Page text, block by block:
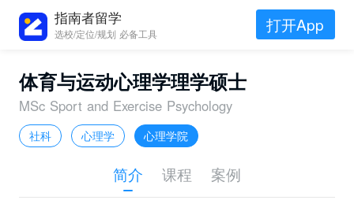
指南者留学
选校/定位/规划 必备工具 打开App
体育与运动心理学理学硕士
MSc Sport and Exercise Psychology
社科 心理学 心理学院
简介 课程 案例